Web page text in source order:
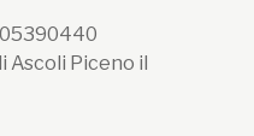
Piceno il